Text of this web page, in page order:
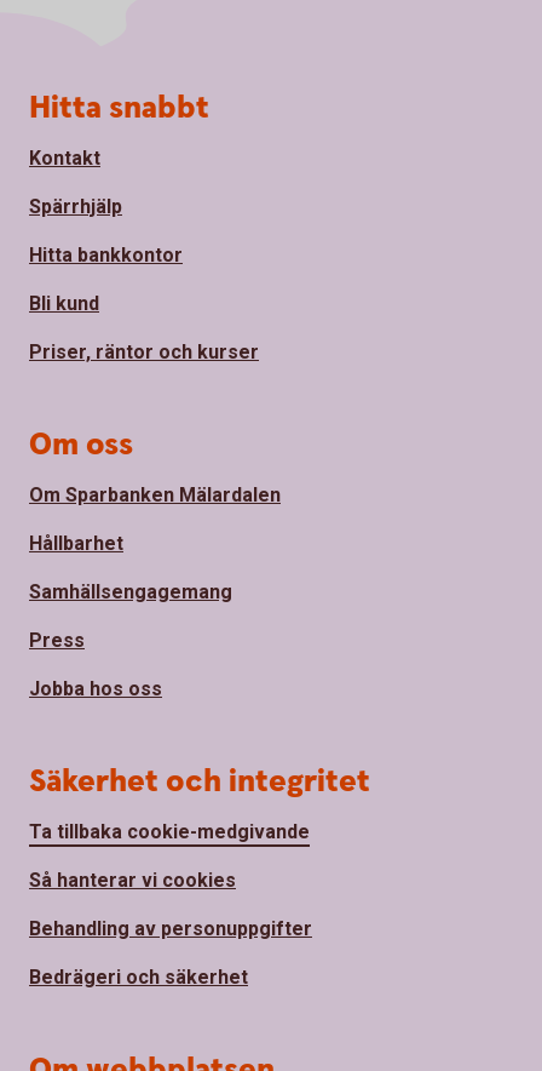
Sidfot
Hitta snabbt
Kontakt
Spärrhjälp
Hitta bankkontor
Bli kund
Priser, räntor och kurser
Om oss
Om Sparbanken Mälardalen
Hållbarhet
Samhällsengagemang
Press
Jobba hos oss
Säkerhet och integritet
Ta tillbaka cookie-medgivande
Så hanterar vi cookies
Behandling av personuppgifter
Bedrägeri och säkerhet